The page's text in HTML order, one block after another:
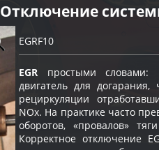
Отключение
EGRF10
EGR простыми словами:
двигатель для
рециркуляции
NOx. На практике часто
оборотов, «провалов»
Корректное отключение